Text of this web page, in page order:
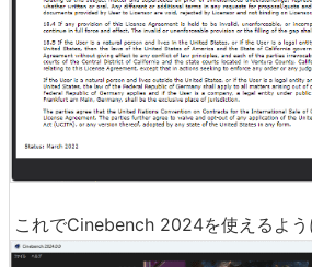
これでCinebench 2024を使えるよう